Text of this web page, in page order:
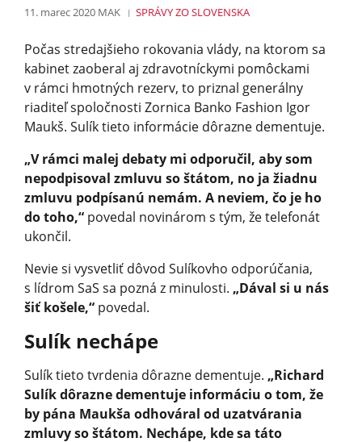
11. marec 2020 MAK SPRÁVYZO SLOVENSKA
Počas stredajšieho rokovania vlády, na ktorom sa
kabinet zaoberal aj zdravotníckymi pomôckami
v rámci hmotných rezerv, to priznal generálny
riaditeľ spoločnosti Zornica Banko Fashion Igor
Maukš. Sulík tieto informácie dôrazne dementuje.
„V rámci malej debaty mi odporučil, aby som
nepodpisoval zmluvu so štátom, no ja žiadnu
zmluvu podpísanú nemám. A neviem, čo je ho
do toho,“ povedal novinárom s tým, že telefonát
ukončil.
Nevie si vysvetliť dôvod Sulíkovho odporúčania,
s lídrom SaS sa pozná z minulosti. „Dával si u nás
šiť košele,“ povedal.
Sulík nechápe
Sulík tieto tvrdenia dôrazne dementuje. „Richard
Sulík dôrazne dementuje informáciu o tom, že
by pána Maukša odhováral od uzatvárania
zmluvy so štátom. Nechápe, kde sa táto